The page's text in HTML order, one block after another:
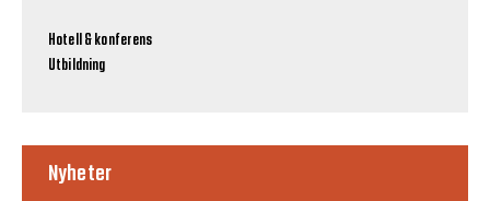
Hotell & konferens
Utbildning
Nyheter